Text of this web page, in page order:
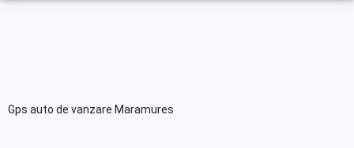
Gps auto de vanzare Maramures